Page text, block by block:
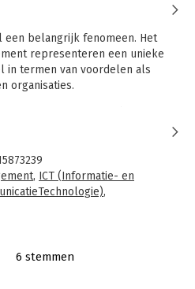
een belangrijk fenomeen. Het
representeren een unieke
in termen van voordelen als
organisaties.
en bevat een diepgaand en
belangrijke uitdaging binnen
, ICT (Informatie- en
,
6 stemmen